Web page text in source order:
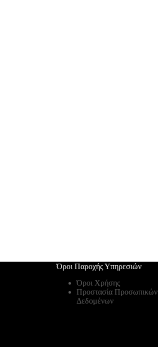
Όροι Παροχής Υπηρεσιών
Όροι Χρήσης
Προστασία Προσωπικών
Δεδομένων